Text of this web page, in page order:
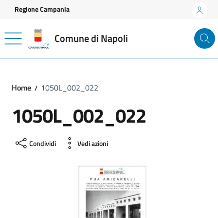
Vai ai contenuti
Vai al footer
Regione Campania
Comune di Napoli
Home 1050L_002_022
1050L_002_022
Condividi Vedi azioni